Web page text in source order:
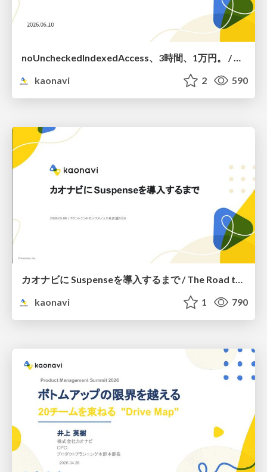
noUncheckedIndexedAccess、3時間、1万円。 / noUncheckedIndexedAccess, 3 Hours, 10,000 JPY.
kaonavi
2 590
カオナビに Suspenseを導入するまで / The Road to Suspense at kaonavi
kaonavi
1 790